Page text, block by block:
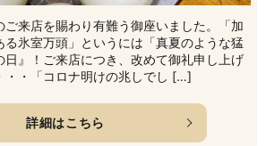
来店を賜わり有難う御座いました。「加
る氷室万頭」というには「真夏のような猛
日』！ご来店につき、改めて御礼申し上げ
・・「コロナ明けの兆しでし […]
詳細はこちら